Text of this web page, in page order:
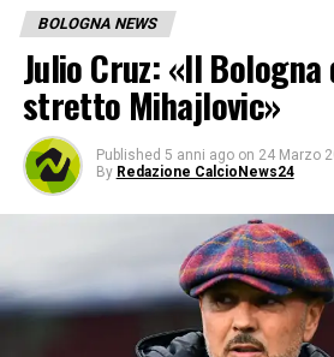
BOLOGNA NEWS
Julio Cruz: «Il
stretto Mihajlovic»
Published 5 anni ago on 24 Marzo
By Redazione CalcioNews24